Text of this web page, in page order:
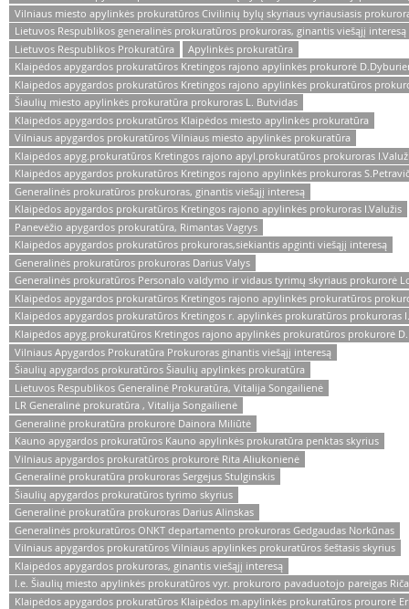
Vilniaus miesto apylinkės prokuratūros Civilinių bylų skyriaus vyriausiasis
Lietuvos Respublikos generalinės prokuratūros prokuroras, ginantis viešąjį interesą
Lietuvos Respublikos Prokuratūra
Apylinkės prokuratūra
Klaipėdos apygardos prokuratūros Kretingos rajono apylinkės prokurorė
Klaipėdos apygardos prokuratūros Kretingos rajono apylinkės prokuratūros
Šiaulių miesto apylinkės prokuratūra prokuroras L. Butvidas
Klaipėdos apygardos prokuratūros Klaipėdos miesto apylinkės prokuratūra
Vilniaus apygardos prokuratūros Vilniaus miesto apylinkės prokuratūra
Klaipėdos apyg.prokuratūros Kretingos rajono apyl.prokuratūros prokuroras
Klaipėdos apygardos prokuratūros Kretingos rajono apylinkės prokuroras
Generalinės prokuratūros prokuroras, ginantis viešąjį interesą
Klaipėdos apygardos prokuratūros Kretingos rajono apylinkės prokuroras I.Valužis
Panevėžio apygardos prokuratūra, Rimantas Vagrys
Klaipėdos apygardos prokuratūros prokuroras,siekiantis apginti viešąjį interesą
Generalinės prokuratūros prokuroras Darius Valys
Generalinės prokuratūros Personalo valdymo ir vidaus tyrimų skyriaus prokurorė
Klaipėdos apygardos prokuratūros Kretingos rajono apylinkės prokuratūros
Klaipėdos apygardos prokuratūros Kretingos r. apylinkės prokuratūros prokuroras
Klaipėdos apyg.prokuratūros Kretingos rajono apylinkės prokuratūros prokurorė
Vilniaus Apygardos Prokuratūra Prokuroras ginantis viešąjį interesą
Šiaulių apygardos prokuratūros Šiaulių apylinkės prokuratūra
Lietuvos Respublikos Generalinė Prokuratūra, Vitalija Songailienė
LR Generalinė prokuratūra , Vitalija Songailienė
Generalinė prokuratūra prokurorė Dainora Miliūtė
Kauno apygardos prokuratūros Kauno apylinkės prokuratūra penktas skyrius
Vilniaus apygardos prokuratūros prokurorė Rita Aliukonienė
Generalinė prokuratūra prokuroras Sergejus Stulginskis
Šiaulių apygardos prokuratūros tyrimo skyrius
Generalinė prokuratūra prokuroras Darius Alinskas
Generalinės prokuratūros ONKT departamento prokuroras Gedgaudas Norkūnas
Vilniaus apygardos prokuratūros Vilniaus apylinkes prokuratūros šeštasis skyrius
Klaipėdos apygardos prokuroras, ginantis viešąjį interesą
l.e. Šiaulių miesto apylinkės prokuratūros vyr. prokuroro pavaduotojo pareigas
Klaipėdos apygardos prokuratūros Klaipėdos m.apylinkės prokuratūros prourorė